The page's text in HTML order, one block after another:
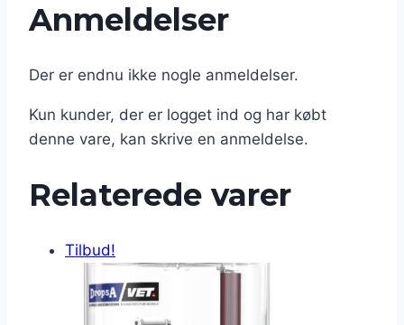
Anmeldelser
Der er endnu ikke nogle anmeldelser.
Kun kunder, der er logget ind og har købt
denne vare, kan skrive en anmeldelse.
Relaterede varer
Tilbud!